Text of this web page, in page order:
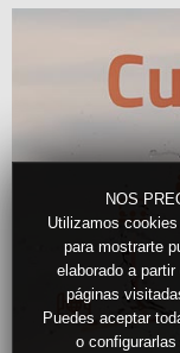
NOS
Utilizamos
para mostrarte
elaborado a
páginas
Puedes aceptar
o